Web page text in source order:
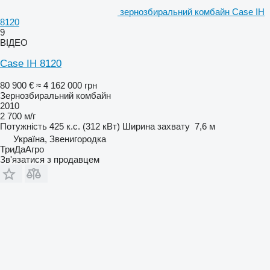
зернозбиральний комбайн Case IH
8120
9
ВІДЕО
Case IH 8120
80 900 € ≈ 4 162 000 грн
Зернозбиральний комбайн
2010
2 700 м/г
Потужність 425 к.с. (312 кВт) Ширина захвату 7,6 м
Україна, Звенигородка
ТриДаАгро
Зв'язатися з продавцем